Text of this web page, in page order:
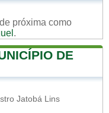
próxima como
.
DE
Jatobá Lins